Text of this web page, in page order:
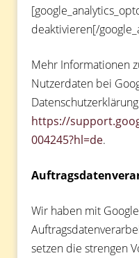
deaktivieren[/
Mehr Informationen
Nutzerdaten bei
https://
004245?hl=de.
Wir haben mit
setzen die strengen